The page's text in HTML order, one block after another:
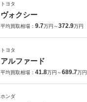
トヨタ
ヴォクシー
平均買取相場： 9.7万円～372.9万円
トヨタ
アルファード
平均買取相場： 41.8万円～689.7万円
ホンダ